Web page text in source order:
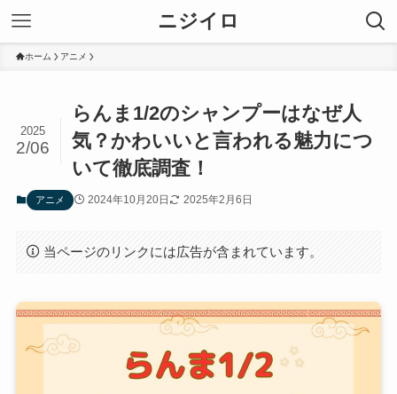
ニジイロ
ホーム アニメ
らんま1/2のシャンプーはなぜ人
気？かわいいと言われる魅力につ
いて徹底調査！
2025
2/06
アニメ 2024年10月20日 2025年2月6日
当ページのリンクには広告が含まれています。